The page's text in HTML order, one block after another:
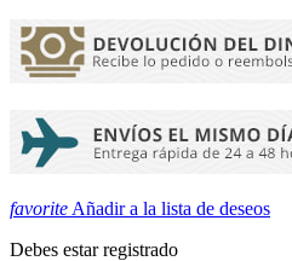
favorite Añadir a la lista de deseos
Debes estar registrado